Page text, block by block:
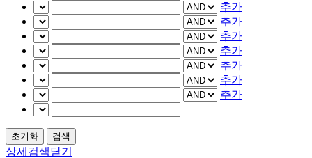
추가
추가
추가
추가
추가
추가
추가
상세검색닫기